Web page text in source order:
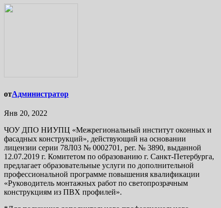
отАдминистратор
Янв 20, 2022
ЧОУ ДПО НИУПЦ «Межрегиональный институт оконных и
фасадных конструкций», действующий на основании
лицензии серии 78Л03 № 0002701, рег. № 3890, выданной
12.07.2019 г. Комитетом по образованию г. Санкт-Петербурга,
предлагает образовательные услуги по дополнительной
профессиональной программе повышения квалификации
«Руководитель монтажных работ по светопрозрачным
конструкциям из ПВХ профилей».